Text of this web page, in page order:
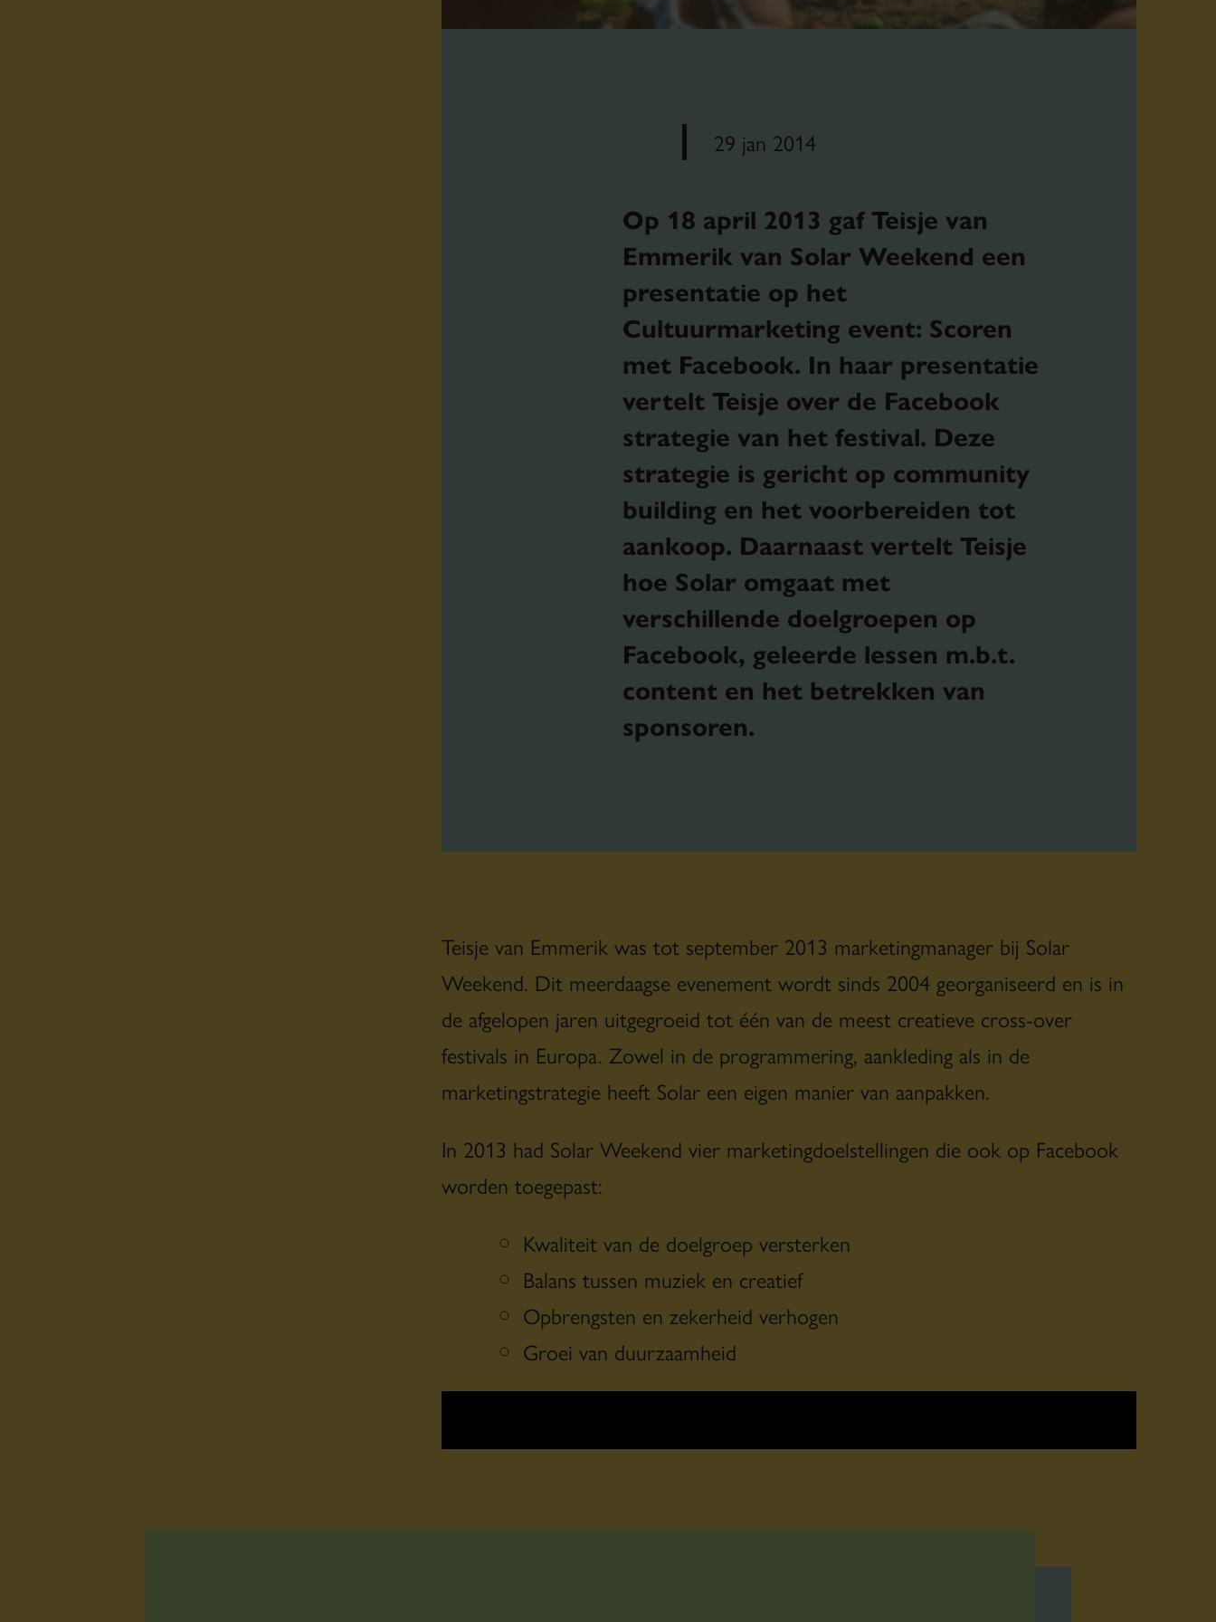
29 jan 2014
Op 18 april 2013 gaf Teisje van
Emmerik van Solar Weekend een
presentatie op het
Cultuurmarketing event: Scoren
met Facebook. In haar presentatie
vertelt Teisje over de Facebook
strategie van het festival. Deze
strategie is gericht op community
building en het voorbereiden tot
aankoop. Daarnaast vertelt Teisje
hoe Solar omgaat met
verschillende doelgroepen op
Facebook, geleerde lessen m.b.t.
content en het betrekken van
sponsoren.
Teisje van Emmerik was tot september 2013 marketingmanager bij Solar
Weekend. Dit meerdaagse evenement wordt sinds 2004 georganiseerd en is in
de afgelopen jaren uitgegroeid tot één van de meest creatieve cross-over
festivals in Europa. Zowel in de programmering, aankleding als in de
marketingstrategie heeft Solar een eigen manier van aanpakken.
In 2013 had Solar Weekend vier marketingdoelstellingen die ook op Facebook
worden toegepast:
Kwaliteit van de doelgroep versterken
Balans tussen muziek en creatief
Opbrengsten en zekerheid verhogen
Groei van duurzaamheid